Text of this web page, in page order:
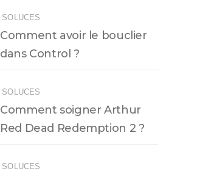
SOLUCES
Comment avoir le bouclier
dans Control ?
SOLUCES
Comment soigner Arthur
Red Dead Redemption 2 ?
SOLUCES